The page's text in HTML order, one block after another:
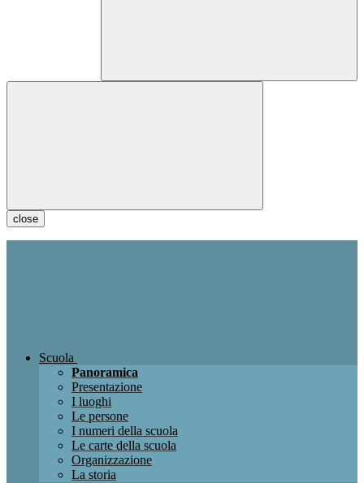
close
Scuola
Panoramica
Presentazione
I luoghi
Le persone
I numeri della scuola
Le carte della scuola
Organizzazione
La storia